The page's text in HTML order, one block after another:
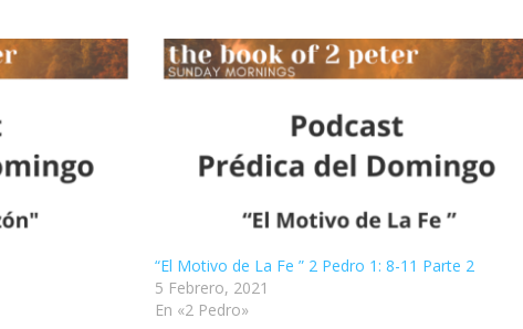
“El Motivo de La Fe ” 2 Pedro 1: 8-11 Parte 2
5 Febrero, 2021
En «2 Pedro»